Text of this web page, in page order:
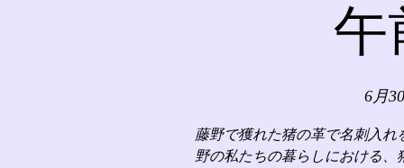
午
6月
藤野で獲れた猪の革で名刺入
野の私たちの暮らしにおける